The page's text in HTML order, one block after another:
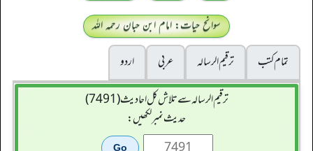
سوانح حیات: امام ابن حبان رحمہ اللہ
تمام کتب
ترقيم الرسالہ عربی
اردو
ترقیم الرسالہ سے تلاش کل احادیث (7491)
حدیث نمبر لکھیں: